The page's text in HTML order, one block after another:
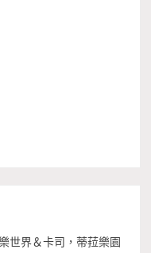
世界＆卡司，蒂菈樂園